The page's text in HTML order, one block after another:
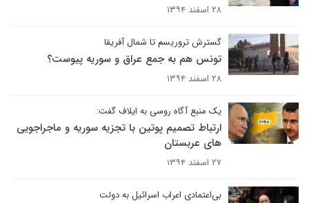
۲۸ اسفند ۱۳۹۴
گسترش تروریسم تا شمال آفریقا
تونس هم به جمع عراق و سوریه پیوست؟
۲۸ اسفند ۱۳۹۴
یک منبع آگاه روسی به ایلاف گفت:
ارتباط تصمیم پوتین با تجزیه سوریه و ماجراجویی
های عربستان
۲۷ اسفند ۱۳۹۴
بی‌اعتمادی اعراب اسرائیل به دولت